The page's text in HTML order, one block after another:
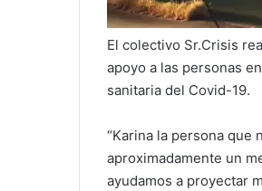
El colectivo Sr.Crisis
apoyo a las personas
sanitaria del Covid-19.
“Karina la persona que
aproximadamente un
ayudamos a proyectar